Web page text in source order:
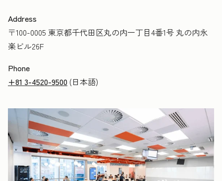
Address
〒100-0005 東京都千代田区丸の内一丁目4番1号 丸の内永
楽ビル26F
Phone
+81 3-4520-9500 (日本語)